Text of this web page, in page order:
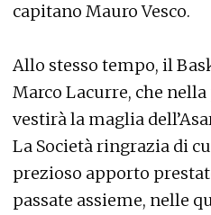
capitano Mauro Vesco.
Allo stesso tempo, il
Marco Lacurre, che
vestirà la maglia
La Società ringrazia di
prezioso apporto
passate assieme, nelle